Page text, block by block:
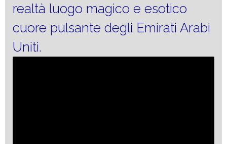
realtà luogo magico e esotico
cuore pulsante degli Emirati Arabi
Uniti.